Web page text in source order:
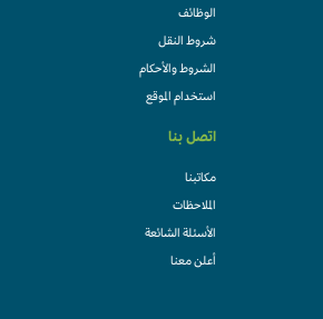
الوظائف
شروط النقل
الشروط والأحكام
استخدام الموقع
اتصل بنا
مكاتبنا
الملاحظات
الأسئلة الشائعة
أعلن معنا